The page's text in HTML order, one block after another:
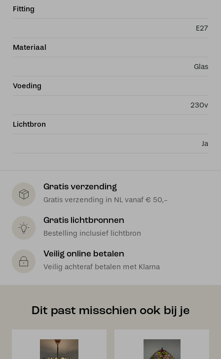
Fitting
E27
Materiaal
Glas
Voeding
230v
Lichtbron
Ja
Gratis verzending
Gratis verzending in NL vanaf € 50,-
Gratis lichtbronnen
Bestelling inclusief lichtbron
Veilig online betalen
Veilig achteraf betalen met Klarna
Dit past misschien ook bij je